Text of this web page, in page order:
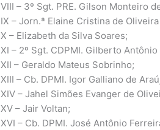
VIII – 3º Sgt. PRE. Gilson Monteiro
IX – Jorn.ª Elaine Cristina de Oliveira
X – Elizabeth da Silva Soares;
XI – 2º Sgt. CDPMI. Gilberto
XII – Geraldo Mateus Sobrinho;
XIII – Cb. DPMI. Igor Galliano de
XIV – Jahel Simões Evanger de
XV – Jair Voltan;
XVI – Cb. DPMI. José Antônio